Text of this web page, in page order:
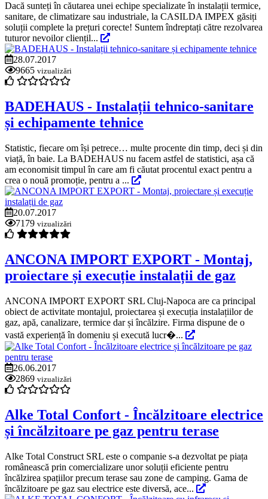
Dacă sunteți în căutarea unei echipe specializate în instalații termice,
sanitare, de climatizare sau industriale, la CASILDA IMPEX găsiți
soluții complete la prețuri corecte! Suntem îndreptați către rezolvarea
tuturor nevoilor cliențil...
28.07.2017
9665 vizualizări
BADEHAUS - Instalații tehnico-sanitare
și echipamente tehnice
Statistic, fiecare om își petrece… multe procente din timp, deci și din
viață, în baie. La BADEHAUS nu facem astfel de statistici, așa că
am economisit timpul în care am fi căutat procentul exact pentru a
crea o nouă promoție, pentru a ...
20.07.2017
7179 vizualizări
ANCONA IMPORT EXPORT - Montaj,
proiectare și execuție instalații de gaz
ANCONA IMPORT EXPORT SRL Cluj-Napoca are ca principal
obiect de activitate montajul, proiectarea și execuția instalațiilor de
gaz, apă, canalizare, termice dar și încălzire. Firma dispune de o
vastă experiență în domeniu și execută lucr�...
26.06.2017
2869 vizualizări
Alke Total Confort - Încălzitoare electrice
și încălzitoare pe gaz pentru terase
Alke Total Construct SRL este o companie s-a dezvoltat pe piața
românească prin comercializare unor soluții eficiente pentru
încălzirea spațiilor precum terase sau zone de camping. Gama de
încălzitoare pe gaz sau electrice este diversă, ace...